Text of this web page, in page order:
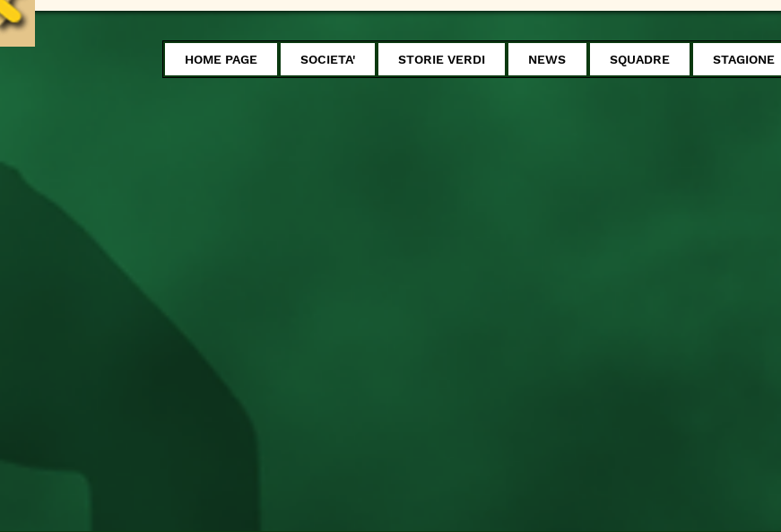
HOME PAGE SOCIETA' STORIE VERDI NEWS SQUADRE STAGIONE